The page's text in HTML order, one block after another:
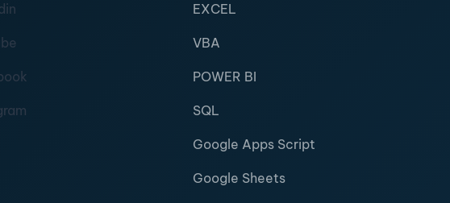
EXCEL
VBA
POWER BI
SQL
Google Apps Script
Google Sheets